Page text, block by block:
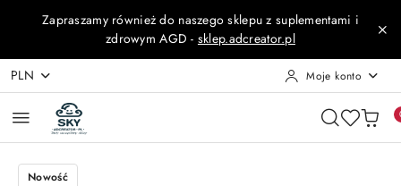
Przejdź do treści głównej
Przejdź do wyszukiwarki
Przejdź do moje konto
Przejdź do menu głównego
Przejdź do opisu produktu
Przejdź do stopki
Zapraszamy również do naszego sklepu z suplementami i
zdrowym AGD - sklep.adcreator.pl
PLN Moje konto
Nowość